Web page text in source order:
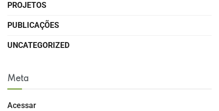
PROJETOS
PUBLICAÇÕES
UNCATEGORIZED
Meta
Acessar